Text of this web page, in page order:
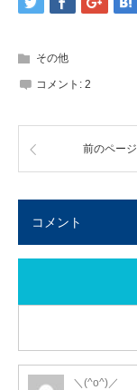
その他
コメント: 2
前のページ
コメント
＼(^o^)／